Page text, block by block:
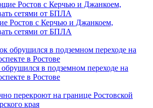
Ростов с Керчью и Джанкоем,
сетями от БПЛА
в подземном переходе на
в Ростове